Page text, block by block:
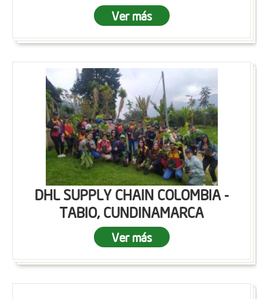
Ver más
DHL SUPPLY CHAIN COLOMBIA -
TABIO, CUNDINAMARCA
Ver más